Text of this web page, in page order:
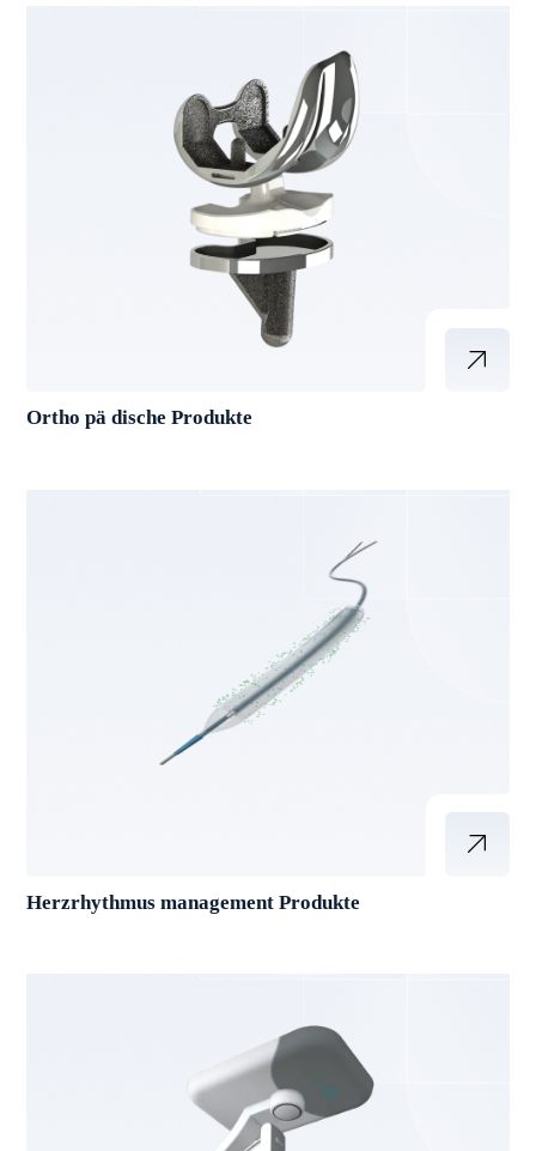
Ortho pä dische Produkte
Herzrhythmus management Produkte